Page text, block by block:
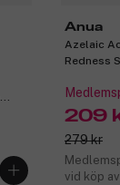
Anua
Azelaic
Redness
209
279 kr
vid köp